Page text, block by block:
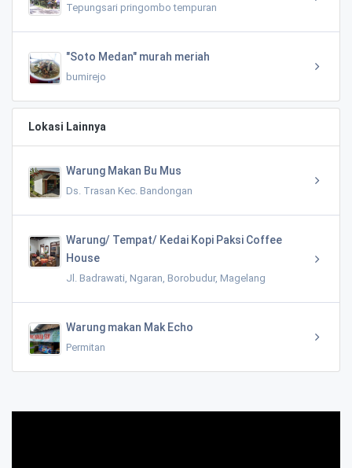
Tepungsari pringombo tempuran
"Soto Medan" murah meriah
bumirejo
Lokasi Lainnya
Warung Makan Bu Mus
Ds. Trasan Kec. Bandongan
Warung/ Tempat/ Kedai Kopi Paksi Coffee
House
Jl. Badrawati, Ngaran, Borobudur, Magelang
Warung makan Mak Echo
Permitan